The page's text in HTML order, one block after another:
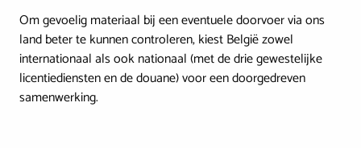
Om gevoelig materiaal bij een eventuele doorvoer via ons
land beter te kunnen controleren, kiest België zowel
internationaal als ook nationaal (met de drie gewestelijke
licentiediensten en de douane) voor een doorgedreven
samenwerking.